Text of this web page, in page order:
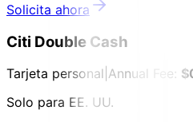
Solicita ahora
Citi Double Cash
Tarjeta personal Annual Fee:
Solo para EE. UU.